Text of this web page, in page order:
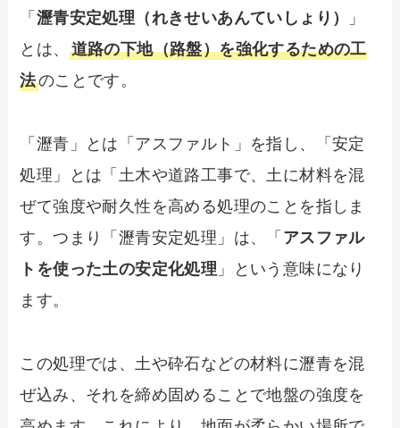
「 瀝青安定処理（れきせいあんていしょり）
」
とは、 道路の下地（路盤）を強化するための工
法のことです。
「瀝青」とは「アスファルト」を指し、「安定
処理」とは「土木や道路工事で、土に材料を混
ぜて強度や耐久性を高める処理のことを指しま
す。つまり「瀝青安定処理」は、「 アスファル
トを使った土の安定化処理 」という意味になり
ます。
この処理では、土や砕石などの材料に瀝青を混
ぜ込み、それを締め固めることで地盤の強度を